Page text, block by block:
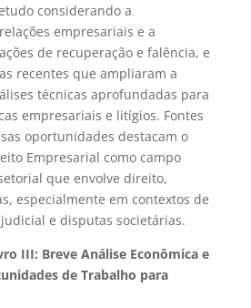
considerando a
empresariais e a
de recuperação e falência, e
recentes que ampliaram a
técnicas aprofundadas para
empresariais e litígios. Fontes
oportunidades destacam o
Empresarial como campo
que envolve direito,
especialmente em contextos de
e disputas societárias.
III: Breve Análise Econômica e
de Trabalho para